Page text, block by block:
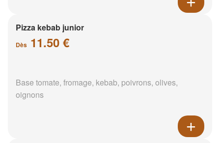
Pizza kebab junior
Dès 11.50 €
Base tomate, fromage, kebab, poivrons, olives,
oignons